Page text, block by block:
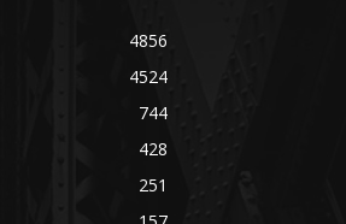
4856
4524
744
428
251